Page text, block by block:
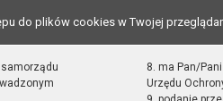
do plików cookies w Twojej
samorządu
8. ma Pan/
Urzędu